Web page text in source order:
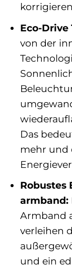
Eco-Drive
von der
Das
mehr und
Robustes
armband:
Armband
verleihen
und ein